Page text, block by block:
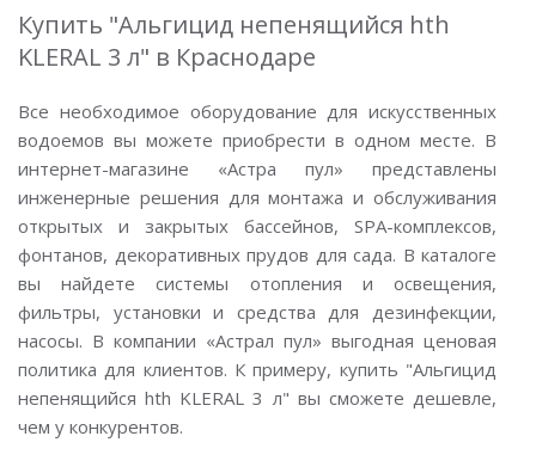
Купить "Альгицид непенящийся hth
KLERAL 3 л" в Краснодаре
Все необходимое оборудование для искусственных
водоемов вы можете приобрести в одном месте. В
интернет-магазине «Астра пул» представлены
инженерные решения для монтажа и обслуживания
открытых и закрытых бассейнов, SPA-комплексов,
фонтанов, декоративных прудов для сада. В каталоге
вы найдете системы отопления и освещения,
фильтры, установки и средства для дезинфекции,
насосы. В компании «Астрал пул» выгодная ценовая
политика для клиентов. К примеру, купить "Альгицид
непенящийся hth KLERAL 3 л" вы сможете дешевле,
чем у конкурентов.